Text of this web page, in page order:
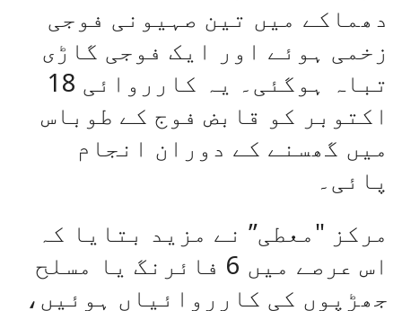
دھماکے میں تین صہیونی فوجی
زخمی ہوئے اور ایک فوجی گاڑی
تباہ ہوگئی۔ یہ کارروائی 18
اکتوبر کو قابض فوج کے طوباس
میں گھسنے کے دوران انجام
پائی۔
مرکز "معطی” نے مزید بتایا کہ
اس عرصے میں 6 فائرنگ یا مسلح
جھڑپوں کی کارروائیاں ہوئیں،